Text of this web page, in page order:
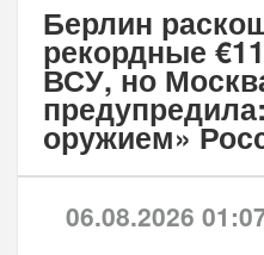
Берлин
рекордные
ВСУ, но
оружием»
06.08.2026